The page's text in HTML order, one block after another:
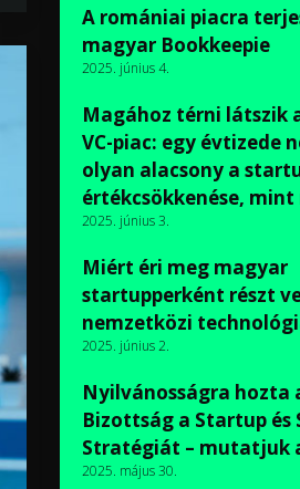
A romániai piacra
magyar Bookkeepie
2025. június 4.
Magához térni látszik
VC-piac: egy évtizede
olyan alacsony a
értékcsökkenése, mint
2025. június 3.
Miért éri meg magyar
startupperként részt
nemzetközi
2025. június 2.
Nyilvánosságra hozta
Bizottság a Startup és
Stratégiát – mutatjuk
2025. május 30.